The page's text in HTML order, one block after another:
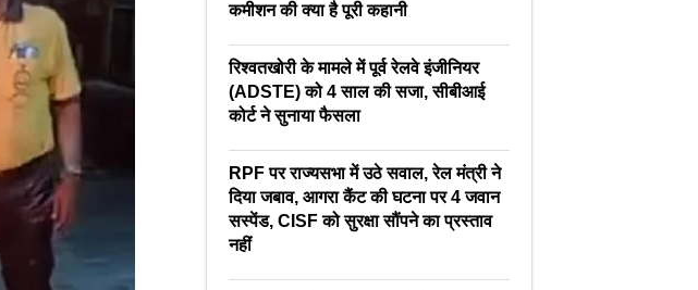
कमीशन की क्या है पूरी कहानी
रिश्वतखोरी के मामले में पूर्व रेलवे इंजीनियर
(ADSTE) को 4 साल की सजा, सीबीआई
कोर्ट ने सुनाया फैसला
RPF पर राज्यसभा में उठे सवाल, रेल मंत्री ने
दिया जबाव, आगरा कैंट की घटना पर 4 जवान
सस्पेंड, CISF को सुरक्षा सौंपने का प्रस्ताव
नहीं